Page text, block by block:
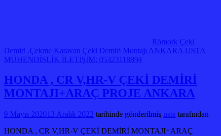
Römork Çeki
Demiri .Çekme Karavan Çeki Demiri Montajı ANKARA USTA
MÜHENDİSLİK İLETİŞİM: 05323118894
HONDA , CR V,HR-V ÇEKİ DEMİRİ
MONTAJI+ARAÇ PROJE ANKARA
9 Mayıs 202013 Aralık 2022 tarihinde gönderilmiş usta tarafından
HONDA , CR V,HR-V ÇEKİ DEMİRİ MONTAJI+ARAÇ